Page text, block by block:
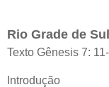
Rio Grade de
Texto Gênesis 7:
Introdução